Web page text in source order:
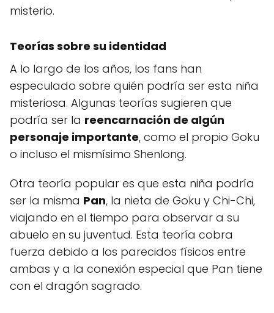
misterio.
Teorías sobre su identidad
A lo largo de los años, los fans han
especulado sobre quién podría ser esta niña
misteriosa. Algunas teorías sugieren que
podría ser la reencarnación de algún
personaje importante, como el propio Goku
o incluso el mismísimo Shenlong.
Otra teoría popular es que esta niña podría
ser la misma Pan, la nieta de Goku y Chi-Chi,
viajando en el tiempo para observar a su
abuelo en su juventud. Esta teoría cobra
fuerza debido a los parecidos físicos entre
ambas y a la conexión especial que Pan tiene
con el dragón sagrado.